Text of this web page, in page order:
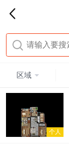
区域
个人